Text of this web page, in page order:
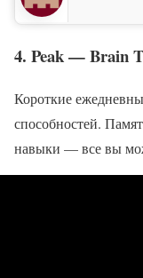
4. Peak — Brain
Короткие
способностей.
навыки — все вы